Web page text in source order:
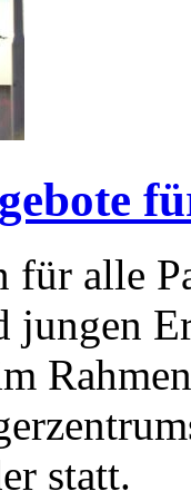
für alle
jungen
statt.